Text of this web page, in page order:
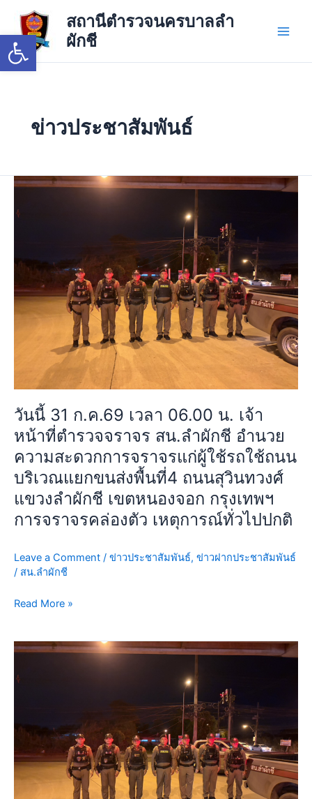
Open toolbar
content
สถานีตำรวจนครบาลลำ
ผักชี
ข่าวประชาสัมพันธ์
วันนี้ 31 ก.ค.69 เวลา 06.00 น. เจ้า
หน้าที่ตำรวจจราจร สน.ลำผักชี อำนวย
ความสะดวกการจราจรแก่ผู้ใช้รถใช้ถนน
บริเวณแยกขนส่งพื้นที่4 ถนนสุวินทวงศ์
แขวงลำผักชี เขตหนองจอก กรุงเทพฯ
การจราจรคล่องตัว เหตุการณ์ทั่วไปปกติ
Leave a Comment / ข่าวประชาสัมพันธ์, ข่าวฝากประชาสัมพันธ์
/ สน.ลำผักชี
วัน
31
06.00
น.
เจ้า
หน้าที่
สน.ลำ
อำนวย
ความ
สะดวก
การ
จราจร
แก่
ผู้
ใช้
ใช้
ถนน
แยก
ถนน
วิ
แขวง
ลำ
ผักชี
Read More »
วัน
29
01.00
น.
เจ้า
หน้าที่